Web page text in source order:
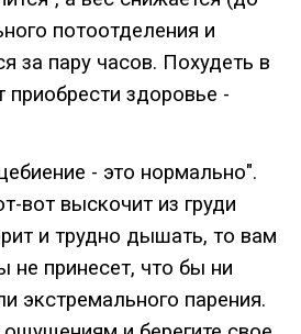
потоотделения и
за пару часов. Похудеть в
приобрести здоровье -
- это нормально".
-вот выскочит из груди
и трудно дышать, то вам
не принесет, что бы ни
экстремального парения.